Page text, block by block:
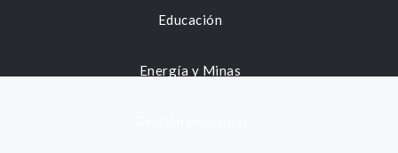
Educación
Energía y Minas